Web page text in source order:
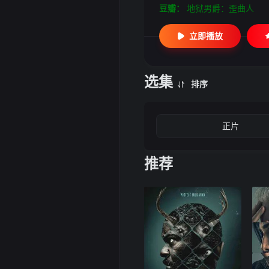
豆瓣： 地狱男爵：歪曲人
立即播放
选集 排序
正片
推荐